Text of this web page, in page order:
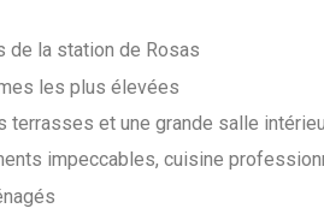
de la station de Rosas
les plus élevées
et une grande salle
impeccables, cuisine